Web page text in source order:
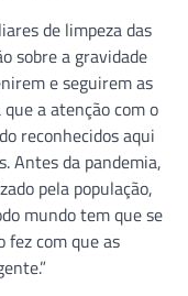
de limpeza das
sobre a gravidade
e seguirem as
a atenção com o
reconhecidos aqui
Antes da pandemia,
pela população,
mundo tem que se
fez com que as